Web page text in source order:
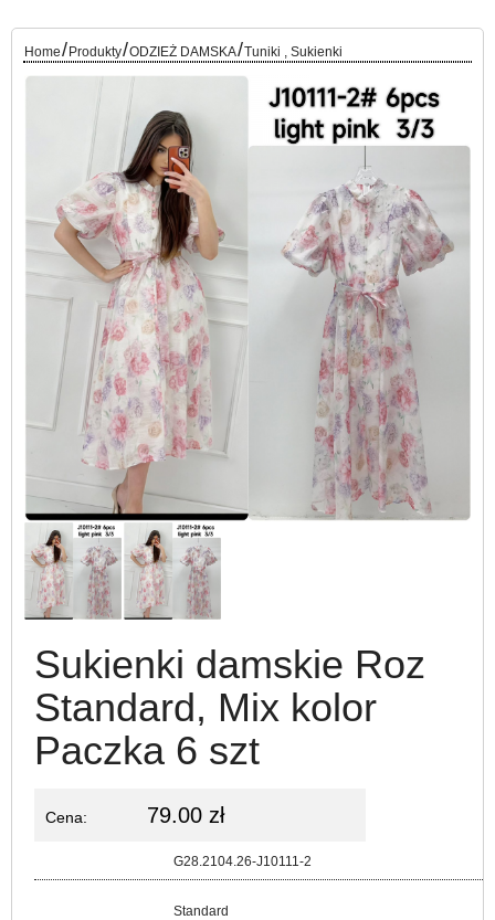
Home/ Produkty/ODZIEŻ DAMSKA/Tuniki , Sukienki
Sukienki damskie Roz
Standard, Mix kolor
Paczka 6 szt
Cena: 79.00 zł
G28.2104.26-J10111-2
Standard